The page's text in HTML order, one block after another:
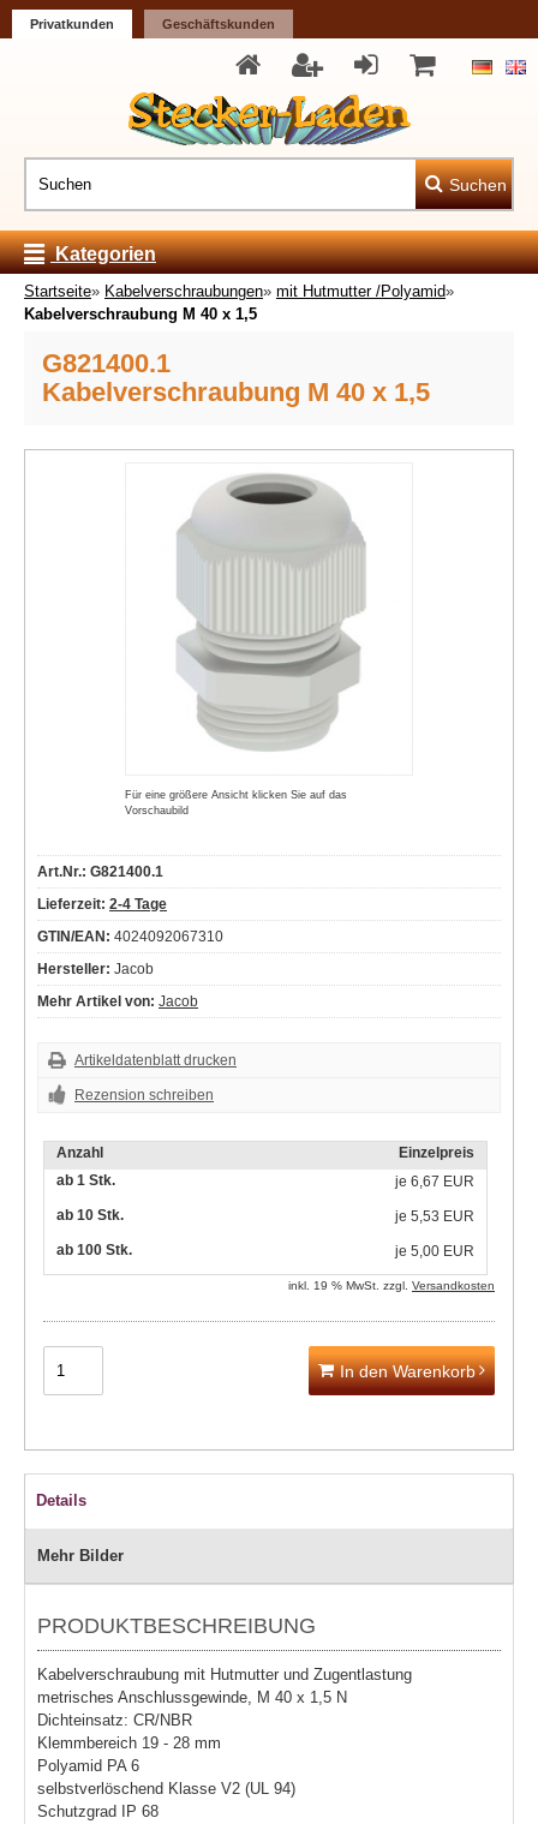
Privatkunden Geschäftskunden
Suchen
Kategorien
Startseite» Kabelverschraubungen» mit Hutmutter /Polyamid»
Kabelverschraubung M 40 x 1,5
G821400.1
Kabelverschraubung M 40 x 1,5
Für eine größere Ansicht klicken Sie auf das
Vorschaubild
Art.Nr.: G821400.1
Lieferzeit: 2-4 Tage
GTIN/EAN: 4024092067310
Hersteller: Jacob
Mehr Artikel von: Jacob
Artikeldatenblatt drucken
Rezension schreiben
Anzahl
Einzelpreis
ab 1 Stk.
je 6,67 EUR
ab 10 Stk.
je 5,53 EUR
ab 100 Stk.
je 5,00 EUR
inkl. 19 % MwSt. zzgl. Versandkosten
In den Warenkorb
Details
Mehr Bilder
PRODUKTBESCHREIBUNG
Kabelverschraubung mit Hutmutter und Zugentlastung
metrisches Anschlussgewinde, M 40 x 1,5 N
Dichteinsatz: CR/NBR
Klemmbereich 19 - 28 mm
Polyamid PA 6
selbstverlöschend Klasse V2 (UL 94)
Schutzgrad IP 68